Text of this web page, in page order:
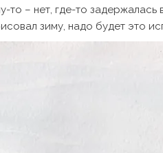
– нет, где-то
зиму, надо будет это